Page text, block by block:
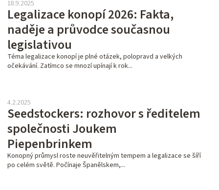
Legalizace konopí 2026: Fakta,
naděje a průvodce současnou
legislativou
18.9.2025
Téma legalizace konopí je plné otázek, polopravd a velkých
očekávání. Zatímco se mnozí upínají k rok...
Seedstockers: rozhovor s ředitelem
společnosti Joukem
Piepenbrinkem
4.2.2025
Konopný průmysl roste neuvěřitelným tempem a legalizace se šíří
po celém světě. Počínaje Španělskem,...